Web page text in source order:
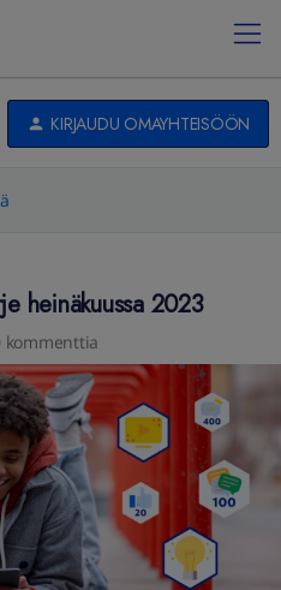
KIRJAUDU OMAYHTEISÖÖN
heinäkuussa 2023
kommenttia